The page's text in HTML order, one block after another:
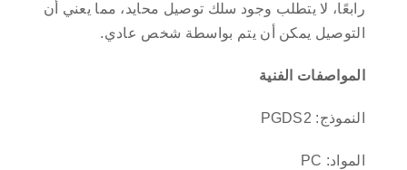
رابعًا، لا يتطلب وجود سلك توصيل محايد، مما يعني أن
التوصيل يمكن أن يتم بواسطة شخص عادي.
المواصفات الفنية
النموذج: PGDS2
المواد: PC